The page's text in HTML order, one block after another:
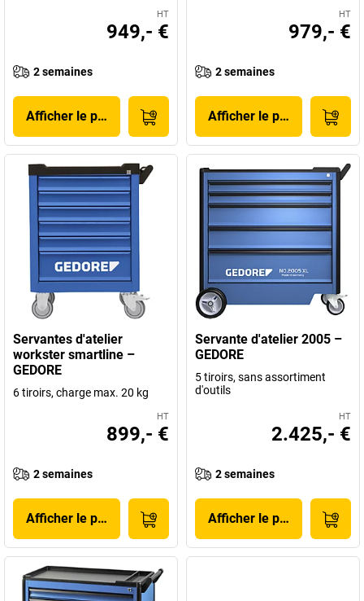
HT
949,- €
2 semaines
Afficher le produit
HT
979,- €
2 semaines
Afficher le produit
Servantes d'atelier
workster smartline –
GEDORE
6 tiroirs, charge max. 20 kg
HT
899,- €
2 semaines
Afficher le produit
Servante d'atelier 2005 –
GEDORE
5 tiroirs, sans assortiment
d'outils
HT
2.425,- €
2 semaines
Afficher le produit